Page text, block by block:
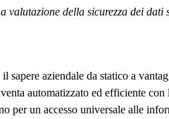
valutazione della sicurezza dei dati
sapere aziendale da statico a
automatizzato ed efficiente con
per un accesso universale alle